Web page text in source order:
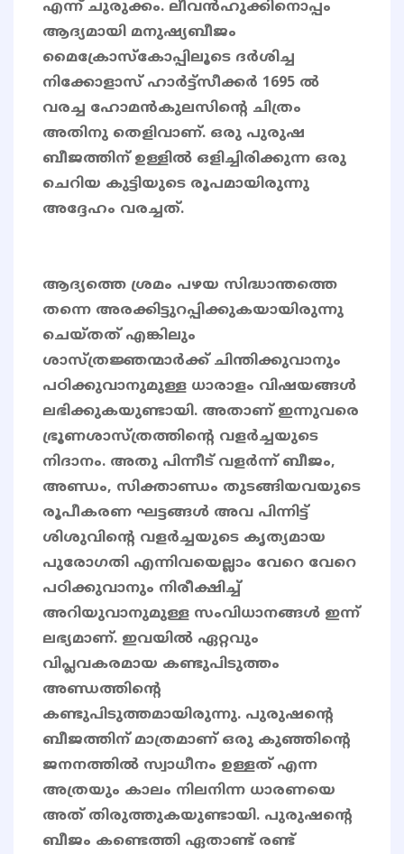
എന്ന് ചുരുക്കം. ലീവൻഹുക്കിനൊപ്പം
ആദ്യമായി മനുഷ്യബീജം
മൈക്രോസ്കോപ്പിലൂടെ ദർശിച്ച
നിക്കോളാസ് ഹാർട്ട്സീക്കർ 1695 ൽ
വരച്ച ഹോമൻകുലസിന്റെ ചിത്രം
അതിനു തെളിവാണ്. ഒരു പുരുഷ
ബീജത്തിന് ഉള്ളിൽ ഒളിച്ചിരിക്കുന്ന ഒരു
ചെറിയ കുട്ടിയുടെ രൂപമായിരുന്നു
അദ്ദേഹം വരച്ചത്.
ആദ്യത്തെ ശ്രമം പഴയ സിദ്ധാന്തത്തെ
തന്നെ അരക്കിട്ടുറപ്പിക്കുകയായിരുന്നു
ചെയ്തത് എങ്കിലും
ശാസ്ത്രജ്ഞന്മാർക്ക് ചിന്തിക്കുവാനും
പഠിക്കുവാനുമുള്ള ധാരാളം വിഷയങ്ങൾ
ലഭിക്കുകയുണ്ടായി. അതാണ് ഇന്നുവരെ
ഭ്രൂണശാസ്ത്രത്തിന്റെ വളർച്ചയുടെ
നിദാനം. അതു പിന്നീട് വളർന്ന് ബീജം,
അണ്ഡം, സിക്താണ്ഡം തുടങ്ങിയവയുടെ
രൂപീകരണ ഘട്ടങ്ങൾ അവ പിന്നിട്ട്
ശിശുവിൻ്റെ വളർച്ചയുടെ കൃത്യമായ
പുരോഗതി എന്നിവയെല്ലാം വേറെ വേറെ
പഠിക്കുവാനും നിരീക്ഷിച്ച്
അറിയുവാനുമുള്ള സംവിധാനങ്ങൾ ഇന്ന്
ലഭ്യമാണ്. ഇവയിൽ ഏറ്റവും
വിപ്ലവകരമായ കണ്ടുപിടുത്തം
അണ്ഡത്തിൻ്റെ
കണ്ടുപിടുത്തമായിരുന്നു. പുരുഷൻ്റെ
ബീജത്തിന് മാത്രമാണ് ഒരു കുഞ്ഞിൻ്റെ
ജനനത്തിൽ സ്വാധീനം ഉള്ളത് എന്ന
അത്രയും കാലം നിലനിന്ന ധാരണയെ
അത് തിരുത്തുകയുണ്ടായി. പുരുഷൻ്റെ
ബീജം കണ്ടെത്തി ഏതാണ്ട് രണ്ട്